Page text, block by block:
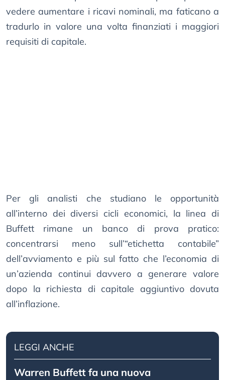
vedere aumentare i ricavi nominali, ma faticano a
tradurlo in valore una volta finanziati i maggiori
requisiti di capitale.
Per gli analisti che studiano le opportunità
all’interno dei diversi cicli economici, la linea di
Buffett rimane un banco di prova pratico:
concentrarsi meno sull’“etichetta contabile”
dell’avviamento e più sul fatto che l’economia di
un’azienda continui davvero a generare valore
dopo la richiesta di capitale aggiuntivo dovuta
all’inflazione.
LEGGI ANCHE
Warren Buffett fa una nuova